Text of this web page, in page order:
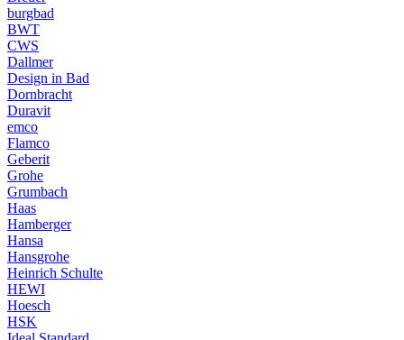
burgbad
BWT
CWS
Dallmer
Design in Bad
Dornbracht
Duravit
emco
Flamco
Geberit
Grohe
Grumbach
Haas
Hamberger
Hansa
Hansgrohe
Heinrich Schulte
HEWI
Hoesch
HSK